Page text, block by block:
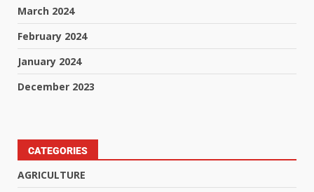
March 2024
February 2024
January 2024
December 2023
CATEGORIES
AGRICULTURE